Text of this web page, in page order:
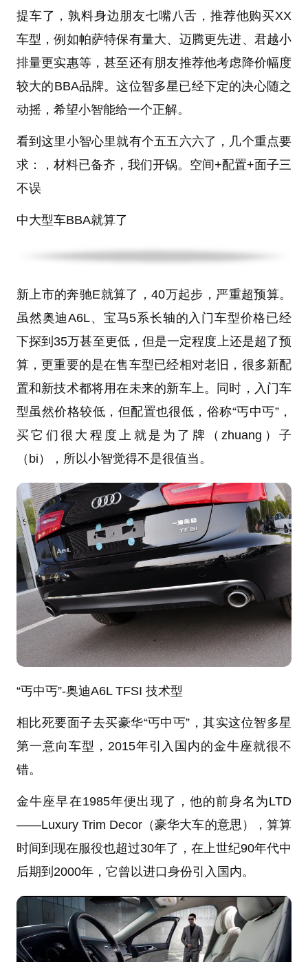
提车了，孰料身边朋友七嘴八舌，推荐他购买XX
车型，例如帕萨特保有量大、迈腾更先进、君越小
排量更实惠等，甚至还有朋友推荐他考虑降价幅度
较大的BBA品牌。这位智多星已经下定的决心随之
动摇，希望小智能给一个正解。
看到这里小智心里就有个五五六六了，几个重点要
求：，材料已备齐，我们开锅。 空间+配置+面子三
不误
中大型车BBA就算了
新上市的奔驰E就算了，40万起步，严重超预算。
虽然奥迪A6L、宝马5系长轴的入门车型价格已经
下探到35万甚至更低，但是一定程度上还是超了预
算，更重要的是在售车型已经相对老旧，很多新配
置和新技术都将用在未来的新车上。同时，入门车
型虽然价格较低，但配置也很低，俗称“丐中丐”，
买它们很大程度上就是为了牌（zhuang）子
（bi），所以小智觉得不是很值当。
“丐中丐”-奥迪A6L TFSI 技术型
相比死要面子去买豪华“丐中丐”，其实这位智多星
第一意向车型，2015年引入国内的金牛座就很不
错。
金牛座早在1985年便出现了，他的前身名为LTD
——Luxury Trim Decor（豪华大车的意思），算算
时间到现在服役也超过30年了，在上世纪90年代中
后期到2000年，它曾以进口身份引入国内。